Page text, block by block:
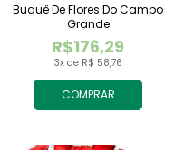
COMPRAR
3x de R$ 58,76
R$176,29
Buquê De Flores Do Campo
Grande